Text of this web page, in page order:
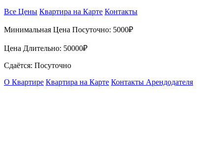
Все Цены Квартира на Карте Контакты
Минимальная Цена Посуточно: 5000₽
Цена Длительно: 50000₽
Сдаётся: Посуточно
О Квартире Квартира на Карте Контакты Арендодателя